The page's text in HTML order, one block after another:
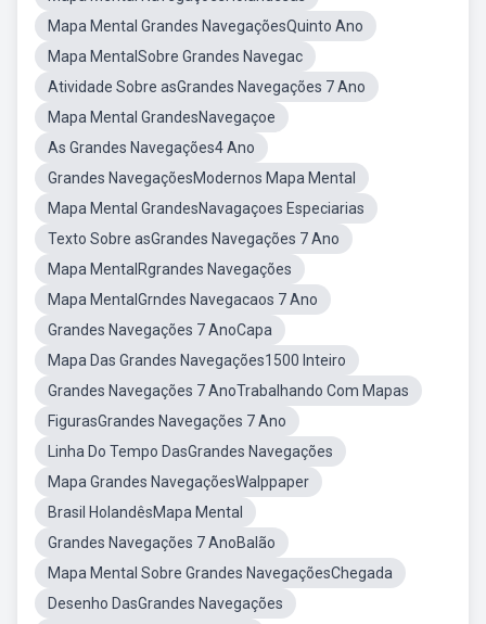
Mapa Mental Grandes NavegaçõesQuinto Ano
Mapa MentalSobre Grandes Navegac
Atividade Sobre asGrandes Navegações 7 Ano
Mapa Mental GrandesNavegaçoe
As Grandes Navegações4 Ano
Grandes NavegaçõesModernos Mapa Mental
Mapa Mental GrandesNavagaçoes Especiarias
Texto Sobre asGrandes Navegações 7 Ano
Mapa MentalRgrandes Navegações
Mapa MentalGrndes Navegacaos 7 Ano
Grandes Navegações 7 AnoCapa
Mapa Das Grandes Navegações1500 Inteiro
Grandes Navegações 7 AnoTrabalhando Com Mapas
FigurasGrandes Navegações 7 Ano
Linha Do Tempo DasGrandes Navegações
Mapa Grandes NavegaçõesWalppaper
Brasil HolandêsMapa Mental
Grandes Navegações 7 AnoBalão
Mapa Mental Sobre Grandes NavegaçõesChegada
Desenho DasGrandes Navegações